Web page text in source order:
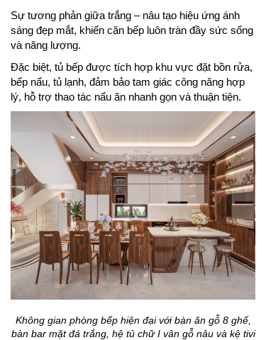
Sự tương phản giữa trắng – nâu tạo hiệu ứng ánh
sáng đẹp mắt, khiến căn bếp luôn tràn đầy sức sống
và năng lượng.
Đặc biệt, tủ bếp được tích hợp khu vực đặt bồn rửa,
bếp nấu, tủ lạnh, đảm bảo tam giác công năng hợp
lý, hỗ trợ thao tác nấu ăn nhanh gọn và thuận tiện.
Không gian phòng bếp hiện đại với bàn ăn gỗ 8 ghế,
bàn bar mặt đá trắng, hệ tủ chữ I vân gỗ nâu và kệ tivi